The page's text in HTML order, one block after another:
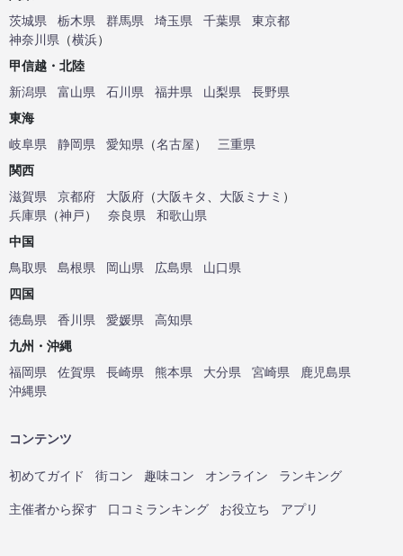
茨城県
栃木県 群馬県 埼玉県 千葉県
東京都
神奈川県 （横浜）
甲信越・北陸
新潟県
富山県 石川県 福井県 山梨県
長野県
東海
岐阜県
静岡県 愛知県 （名古屋）
三重県
関西
滋賀県
京都府 大阪府 （大阪キタ 大阪ミナミ ）
兵庫県 （神戸） 奈良県
和歌山県
中国
鳥取県
島根県 岡山県 広島県
山口県
四国
徳島県
香川県 愛媛県
高知県
九州・沖縄
福岡県
佐賀県 長崎県 熊本県 大分県 宮崎県
鹿児島県
沖縄県
コンテンツ
初めてガイド 街コン 趣味コン オンライン ランキング
主催者から探す 口コミランキング お役立ち アプリ